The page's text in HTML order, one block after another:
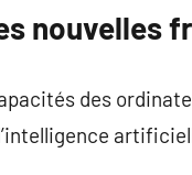
nouvelles
des